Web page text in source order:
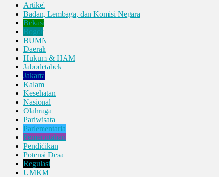
Artikel
Badan, Lembaga, dan Komisi Negara
Bekasi
Bogor
BUMN
Daerah
Hukum & HAM
Jabodetabek
Jakarta
Kalam
Kesehatan
Nasional
Olahraga
Pariwisata
Parlementaria
Pemerintahan
Pendidikan
Potensi Desa
Regulasi
UMKM